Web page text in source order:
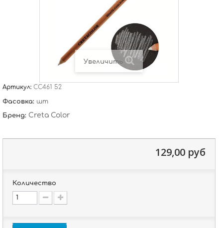
Увеличить
Артикул: CC461 52
Фасовка: шт
Бренд: Creta Color
129,00 руб
Количество